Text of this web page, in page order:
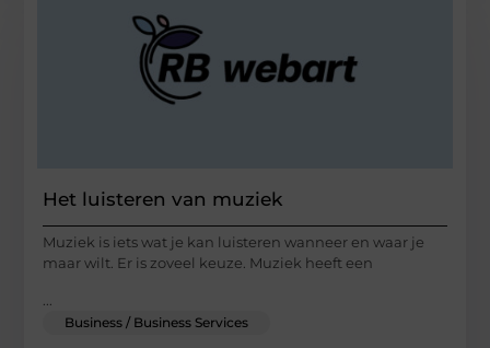
Het luisteren van muziek
Muziek is iets wat je kan luisteren wanneer en waar je
maar wilt. Er is zoveel keuze. Muziek heeft een
Business / Business Services